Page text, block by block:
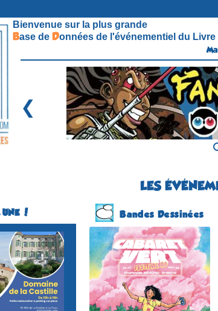
Bienvenue sur la plus grande
Base de Données de l'événementiel du Livre
❮
LES
UNE ! Bandes Dessinées
BD
édition)
VILLE
août 2026
Le Cabaret Vert
(20 éme édition)
CHARLEVILLE-
MÉZIÈRES
(Ardennes - France)
du 20 au 23 août 2026